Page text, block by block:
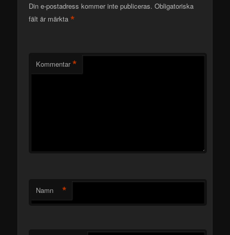
Din e-postadress kommer inte publiceras. Obligatoriska
fält är märkta*
Kommentar *
Namn *